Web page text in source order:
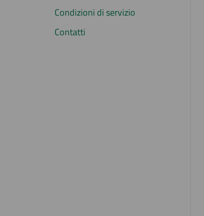
Condizioni di servizio
Contatti